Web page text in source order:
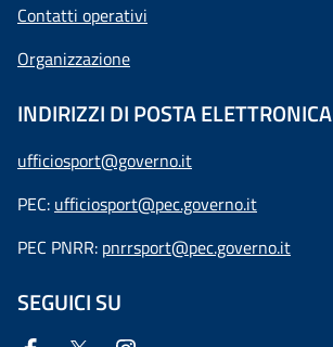
Contatti operativi
Organizzazione
INDIRIZZI DI POSTA ELETTRONICA
ufficiosport@governo.it
PEC: ufficiosport@pec.governo.it
PEC PNRR: pnrrsport@pec.governo.it
SEGUICI SU